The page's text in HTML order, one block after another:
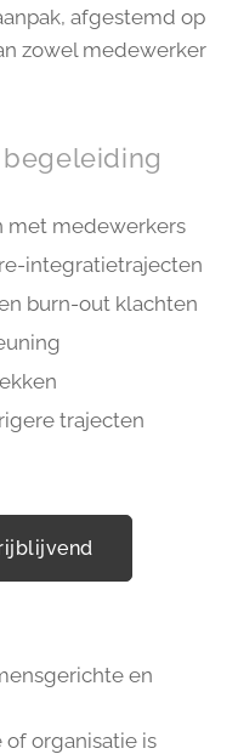
afgestemd op
zowel medewerker
met medewerkers
integratietrajecten
burn-out klachten
trajecten
en
organisatie is